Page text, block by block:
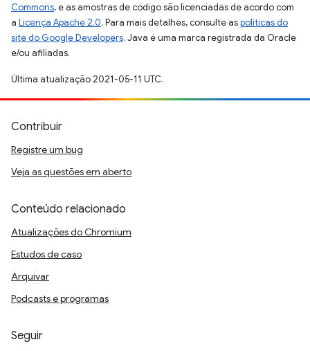
Commons, e as amostras de código são licenciadas de acordo com
a Licença Apache 2.0. Para mais detalhes, consulte aspolíticas do
site do Google Developers. Java é uma marca registrada da Oracle
e/ou afiliadas.
Última atualização 2021-05-11 UTC.
Contribuir
Registre um bug
Veja as questões em aberto
Conteúdo relacionado
Atualizações do Chromium
Estudos de caso
Arquivar
Podcasts e programas
Seguir